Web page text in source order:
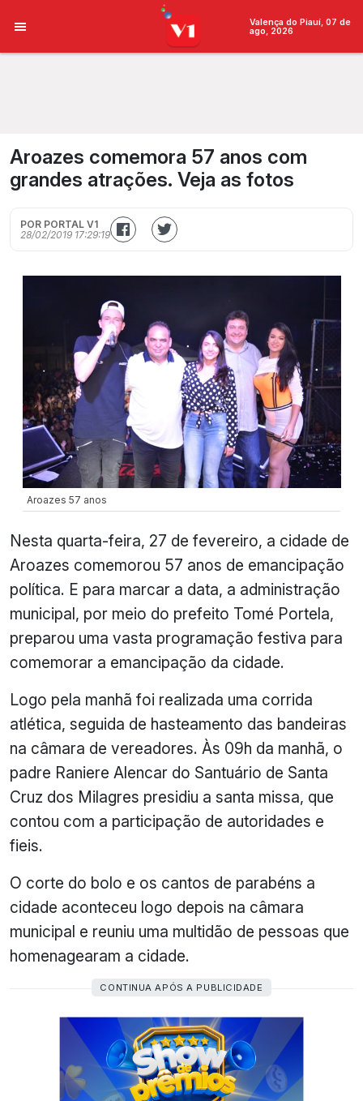
Valença do Piauí, 07 de
ago, 2026
Aroazes comemora 57 anos com
grandes atrações. Veja as fotos
POR PORTAL V1
28/02/2019 17:29:19
Aroazes 57 anos
Nesta quarta-feira, 27 de fevereiro, a cidade de
Aroazes comemorou 57 anos de emancipação
política. E para marcar a data, a administração
municipal, por meio do prefeito Tomé Portela,
preparou uma vasta programação festiva para
comemorar a emancipação da cidade.
Logo pela manhã foi realizada uma corrida
atlética, seguida de hasteamento das bandeiras
na câmara de vereadores. Às 09h da manhã, o
padre Raniere Alencar do Santuário de Santa
Cruz dos Milagres presidiu a santa missa, que
contou com a participação de autoridades e
fieis.
O corte do bolo e os cantos de parabéns a
cidade aconteceu logo depois na câmara
municipal e reuniu uma multidão de pessoas que
homenagearam a cidade.
CONTINUA APÓS A PUBLICIDADE